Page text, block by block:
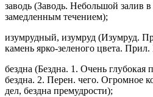
заводь (Заводь. Небольшой залив в
замедленным течением);
изумрудный, изумруд (Изумруд.
камень ярко-зеленого цвета.
бездна (Бездна. 1. Очень глубокая
бездна. 2. Перен. чего. Огромное
дел, бездна премудрости);